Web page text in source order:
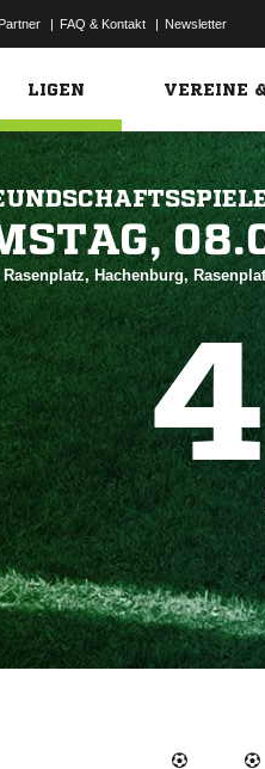
Partner | FAQ & Kontakt | Newsletter
LIGEN VEREINE
Rasenplatz, Hachenburg,